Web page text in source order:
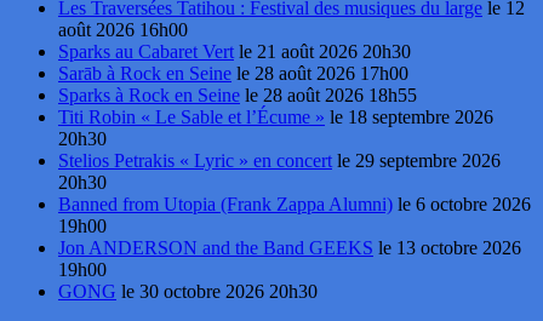
Les Traversées Tatihou : Festival des musiques du large le 12
août 2026 16h00
Sparks au Cabaret Vert le 21 août 2026 20h30
Sarāb à Rock en Seine le 28 août 2026 17h00
Sparks à Rock en Seine le 28 août 2026 18h55
Titi Robin « Le Sable et l’Écume » le 18 septembre 2026
20h30
Stelios Petrakis « Lyric » en concert le 29 septembre 2026
20h30
Banned from Utopia (Frank Zappa Alumni) le 6 octobre 2026
19h00
Jon ANDERSON and the Band GEEKS le 13 octobre 2026
19h00
GONG le 30 octobre 2026 20h30